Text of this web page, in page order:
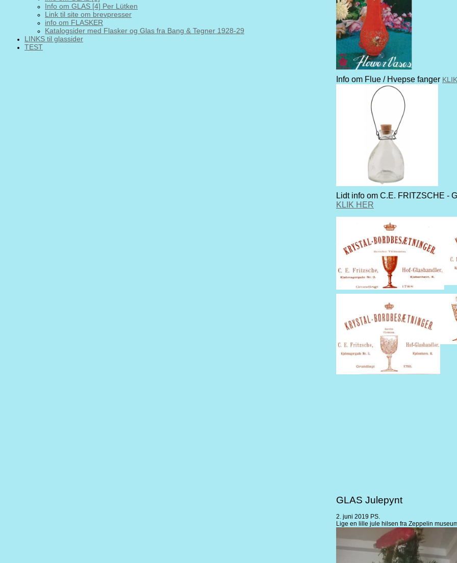
Info om GLAS [4] Per Lütken
Link til site om brevpresser
info om FLASKER
Katalogsider med Flasker og Glas fra Bang & Tegner 1928-29
LINKS til glassider
TEST
Info om Flue / Hvepse fanger
Lidt info om C.E. FRITZSCHE -
KLIK HER
GLAS Julepynt
2. juni 2019 PS.
Lige en lille jule hilsen fra Zeppelin